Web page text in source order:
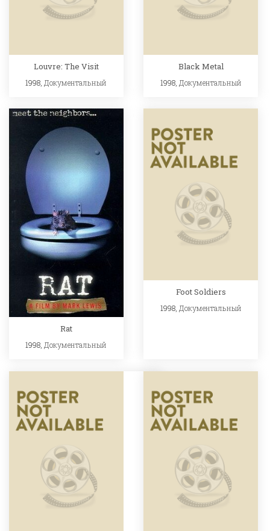
Louvre: The Visit
1998, Документальный
Black Metal
1998, Документальный
Rat
1998, Документальный
Foot Soldiers
1998, Документальный